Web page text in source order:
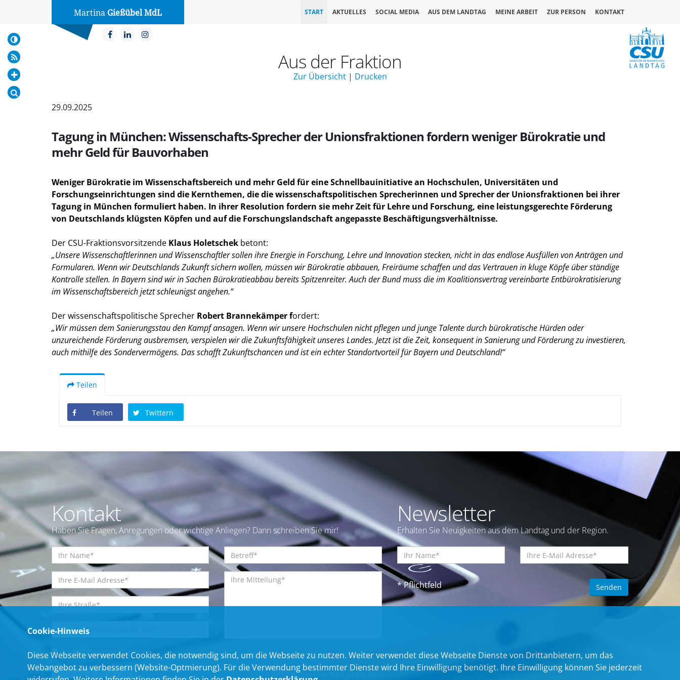
Martina Gießübel MdL START AKTUELLES SOCIAL MEDIA AUS DEM LANDTAG MEINE ARBEIT ZUR PERSON KONTAKT
Aus der Fraktion
Zur Übersicht| Drucken
29.09.2025
Tagung in München: Wissenschafts-Sprecher der Unionsfraktionen fordern weniger Bürokratie und
mehr Geld für Bauvorhaben
Weniger Bürokratie im Wissenschaftsbereich und mehr Geld für eine Schnellbauinitiative an Hochschulen, Universitäten und
Forschungseinrichtungen sind die Kernthemen, die die wissenschaftspolitischen Sprecherinnen und Sprecher der Unionsfraktionen bei ihrer
Tagung in München formuliert haben. In ihrer Resolution fordern sie mehr Zeit für Lehre und Forschung, eine leistungsgerechte Förderung
von Deutschlands klügsten Köpfen und auf die Forschungslandschaft angepasste Beschäftigungsverhältnisse.
Der CSU-Fraktionsvorsitzende Klaus Holetschek betont:
Unsere Wissenschaftlerinnen und Wissenschaftler sollen ihre Energie in Forschung, Lehre und Innovation stecken, nicht in das endlose Ausfüllen von Anträgen und
Formularen. Wenn wir Deutschlands Zukunft sichern wollen, müssen wir Bürokratie abbauen, Freiräume schaffen und das Vertrauen in kluge Köpfe über ständige
Kontrolle stellen. In Bayern sind wir in Sachen Bürokratieabbau bereits Spitzenreiter. Auch der Bund muss die im Koalitionsvertrag vereinbarte Entbürokratisierung
im Wissenschaftsbereich jetzt schleunigst angehen.“
Der wissenschaftspolitische Sprecher Robert Brannekämper fordert:
Wir müssen dem Sanierungsstau den Kampf ansagen. Wenn wir unsere Hochschulen nicht pflegen und junge Talente durch bürokratische Hürden oder
unzureichende Förderung ausbremsen, verspielen wir die Zukunftsfähigkeit unseres Landes. Jetzt ist die Zeit, konsequent in Sanierung und Förderung zu investieren,
auch mithilfe des Sondervermögens. Das schafft Zukunftschancen und ist ein echter Standortvorteil für Bayern und Deutschland!“
Teilen
Teilen Twittern
Kontakt
Haben Sie Fragen, Anregungen oder wichtige Anliegen? Dann schreiben Sie mir!
Einwilligungserklärung*
Bitte geben Sie den Code ein:
Newsletter
Erhalten Sie Neuigkeiten aus dem Landtag und der Region.
* Pflichtfeld
Cookie-Hinweis
Diese Webseite verwendet Cookies, die notwendig sind, um die Webseite zu nutzen. Weiter verwendet diese Webseite Dienste von Drittanbietern, um das
Webangebot zu verbessern (Website-Optmierung). Für die Verwendung bestimmter Dienste wird Ihre Einwilligung benötigt. Ihre Einwilligung können Sie jederzeit